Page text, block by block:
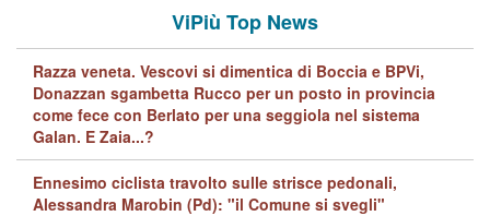
ViPiù Top News
Razza veneta. Vescovi si dimentica di Boccia e BPVi,
Donazzan sgambetta Rucco per un posto in provincia
come fece con Berlato per una seggiola nel sistema
Galan. E Zaia...?
Ennesimo ciclista travolto sulle strisce pedonali,
Alessandra Marobin (Pd): "il Comune si svegli"